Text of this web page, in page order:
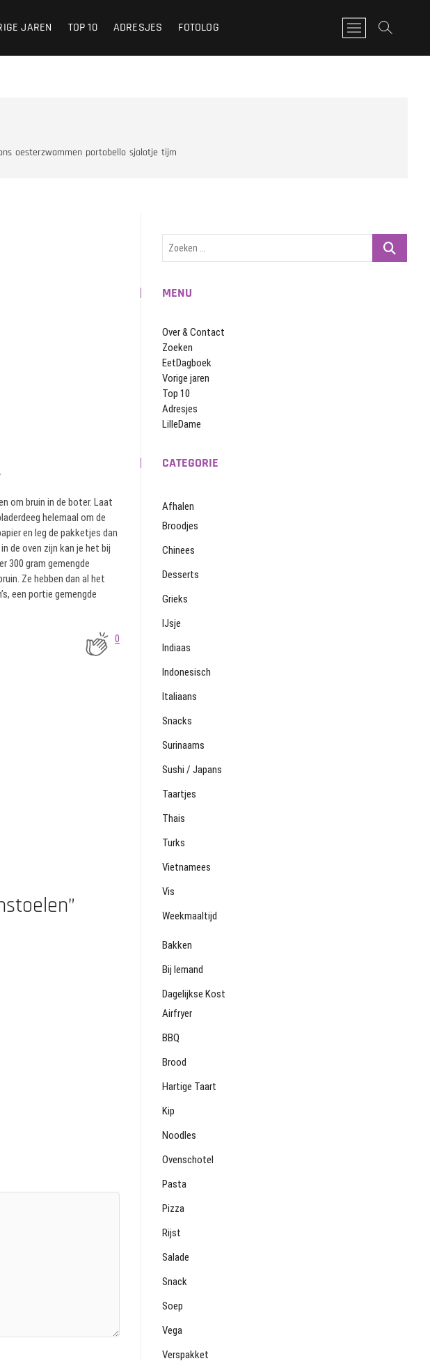
JAREN TOP 10 ADRESJES FOTOLOG
M
e
n
oesterzwammen portobello sjalotje tijm
om bruin in de boter. Laat
helemaal om de
en leg de pakketjes dan
de oven zijn kan je het bij
300 gram gemengde
Ze hebben dan al het
een portie gemengde
0
Zoeken
MENU
Over & Contact
Zoeken
EetDagboek
Vorige jaren
Top 10
Adresjes
LilleDame
CATEGORIE
Afhalen
Broodjes
Chinees
Desserts
Grieks
IJsje
Indiaas
Indonesisch
Italiaans
Snacks
Surinaams
Sushi / Japans
Taartjes
Thais
Turks
Vietnamees
Vis
Weekmaaltijd
Bakken
Bij Iemand
Dagelijkse Kost
Airfryer
BBQ
Brood
Hartige Taart
Kip
Noodles
Ovenschotel
Pasta
Pizza
Rijst
Salade
Snack
Soep
Vega
Verspakket